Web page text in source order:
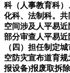
科（人事教育科
化科、法制科。
空间涉及人平易
部分审查人平易近
（四）担任制定
空防灾宣布道育
报设备)报废取拆